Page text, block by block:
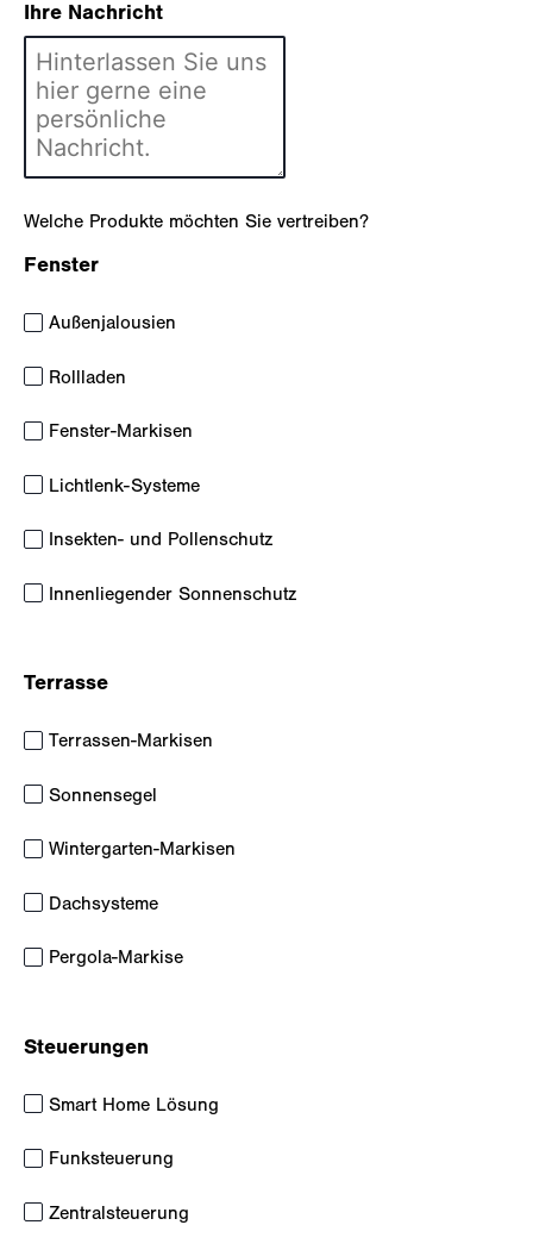
Ihre Nachricht
Welche Produkte möchten Sie vertreiben?
Fenster
Außenjalousien
Rollladen
Fenster-Markisen
Lichtlenk-Systeme
Insekten- und Pollenschutz
Innenliegender Sonnenschutz
Terrasse
Terrassen-Markisen
Sonnensegel
Wintergarten-Markisen
Dachsysteme
Pergola-Markise
Steuerungen
Smart Home Lösung
Funksteuerung
Zentralsteuerung